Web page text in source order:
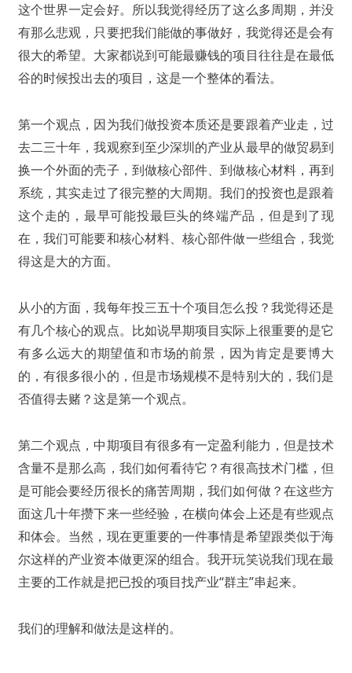
这个世界一定会好。所以我觉得经历了这么多周期，并没
有那么悲观，只要把我们能做的事做好，我觉得还是会有
很大的希望。大家都说到可能最赚钱的项目往往是在最低
谷的时候投出去的项目，这是一个整体的看法。
第一个观点，因为我们做投资本质还是要跟着产业走，过
去二三十年，我观察到至少深圳的产业从最早的做贸易到
换一个外面的壳子，到做核心部件、到做核心材料，再到
系统，其实走过了很完整的大周期。我们的投资也是跟着
这个走的，最早可能投最巨头的终端产品，但是到了现
在，我们可能要和核心材料、核心部件做一些组合，我觉
得这是大的方面。
从小的方面，我每年投三五十个项目怎么投？我觉得还是
有几个核心的观点。比如说早期项目实际上很重要的是它
有多么远大的期望值和市场的前景，因为肯定是要博大
的，有很多很小的，但是市场规模不是特别大的，我们是
否值得去赌？这是第一个观点。
第二个观点，中期项目有很多有一定盈利能力，但是技术
含量不是那么高，我们如何看待它？有很高技术门槛，但
是可能会要经历很长的痛苦周期，我们如何做？在这些方
面这几十年攒下来一些经验，在横向体会上还是有些观点
和体会。当然，现在更重要的一件事情是希望跟类似于海
尔这样的产业资本做更深的组合。我开玩笑说我们现在最
主要的工作就是把已投的项目找产业“群主”串起来。
我们的理解和做法是这样的。